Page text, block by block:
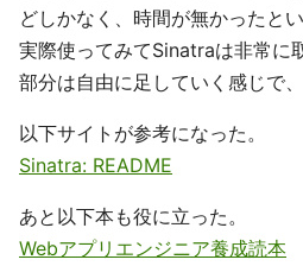
どしかなく、時間が無かったと
実際使ってみてSinatraは非常に
部分は自由に足していく感じで
以下サイトが参考になった。
Sinatra: README
あと以下本も役に立った。
Webアプリエンジニア養成読本